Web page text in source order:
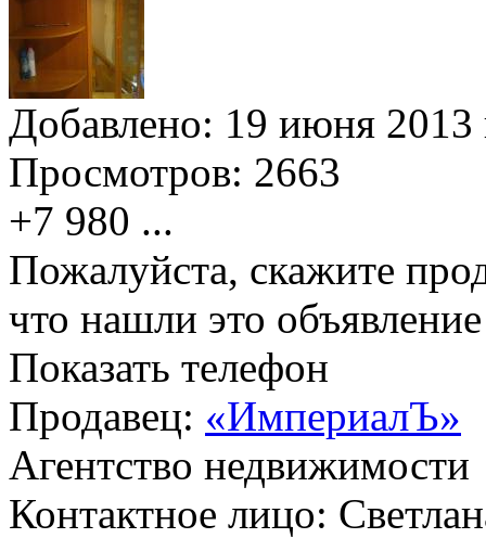
Добавлено: 19 июня 2013
Просмотров: 2663
+7 980 ...
Пожалуйста, скажите
что нашли это
Показать телефон
Продавец: «ИмпериалЪ»
Агентство недвижимости
Контактное лицо: